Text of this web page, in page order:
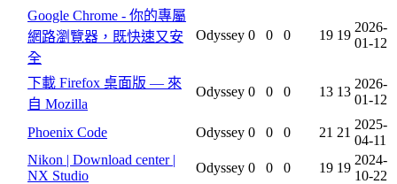
Google Chrome - 你的專屬
網路瀏覽器，既快速又安
全
Odyssey 0 0 0 19 19
2026-
01-12
下載 Firefox 桌面版 — 來
自 Mozilla
Odyssey 0 0 0 13 13
2026-
01-12
Phoenix Code Odyssey 0 0 0 21 21
2025-
04-11
Nikon | Download center |
NX Studio
Odyssey 0 0 0 19 19
2024-
10-22